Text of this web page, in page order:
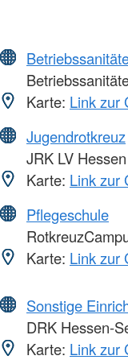
Karte: Link zur
Jugendrotkreuz
JRK LV Hessen
Karte: Link zur
Pflegeschule
Karte: Link zur
Sonstige
DRK Hessen-
Karte: Link zur